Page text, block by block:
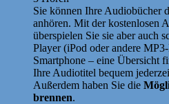
Sie können Ihre Audiobücher
anhören. Mit der kostenlosen
überspielen Sie sie aber auch
Player (iPod oder andere
Smartphone – eine Übersicht
Ihre Audiotitel bequem
Außerdem haben Sie die
brennen.